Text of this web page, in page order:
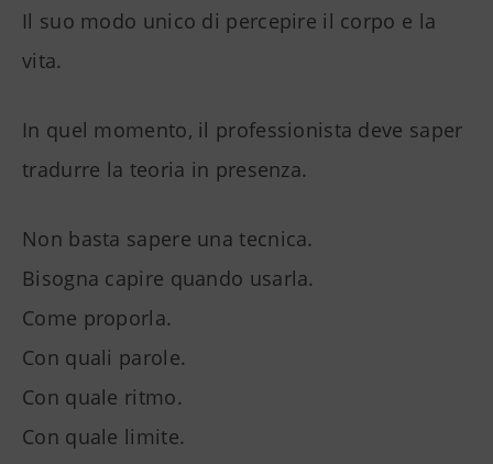
Il suo modo unico di percepire il corpo e la
vita.
In quel momento, il professionista deve saper
tradurre la teoria in presenza.
Non basta sapere una tecnica.
Bisogna capire quando usarla.
Come proporla.
Con quali parole.
Con quale ritmo.
Con quale limite.